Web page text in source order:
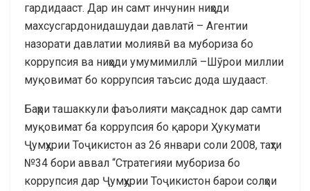
гардидааст. Дар ин самт инчунин ниҳоди
махсусгардонидашудаи давлатӣ – Агентии
назорати давлатии молиявӣ ва мубориза бо
коррупсия ва ниҳоди умумимиллӣ –Шӯрои миллии
муқовимат бо коррупсия таъсис дода шудааст.
Баҳри ташаккули фаъолияти мақсаднок дар самти
муқовимат ба коррупсия бо қарори Ҳукумати
Ҷумҳурии Тоҷикистон аз 26 январи соли 2008, таҳти
№34 бори аввал “Стратегияи мубориза бо
коррупсия дар Ҷумҳурии Тоҷикистон барои солҳои